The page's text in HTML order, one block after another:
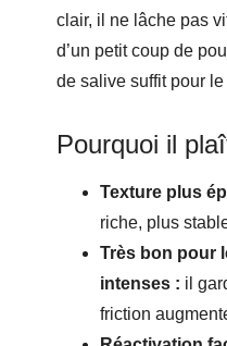
clair, il ne lâche pas
d’un petit coup de
de salive suffit pour le
Pourquoi il
Texture plus
riche, plus
Très bon pour
intenses : il
friction